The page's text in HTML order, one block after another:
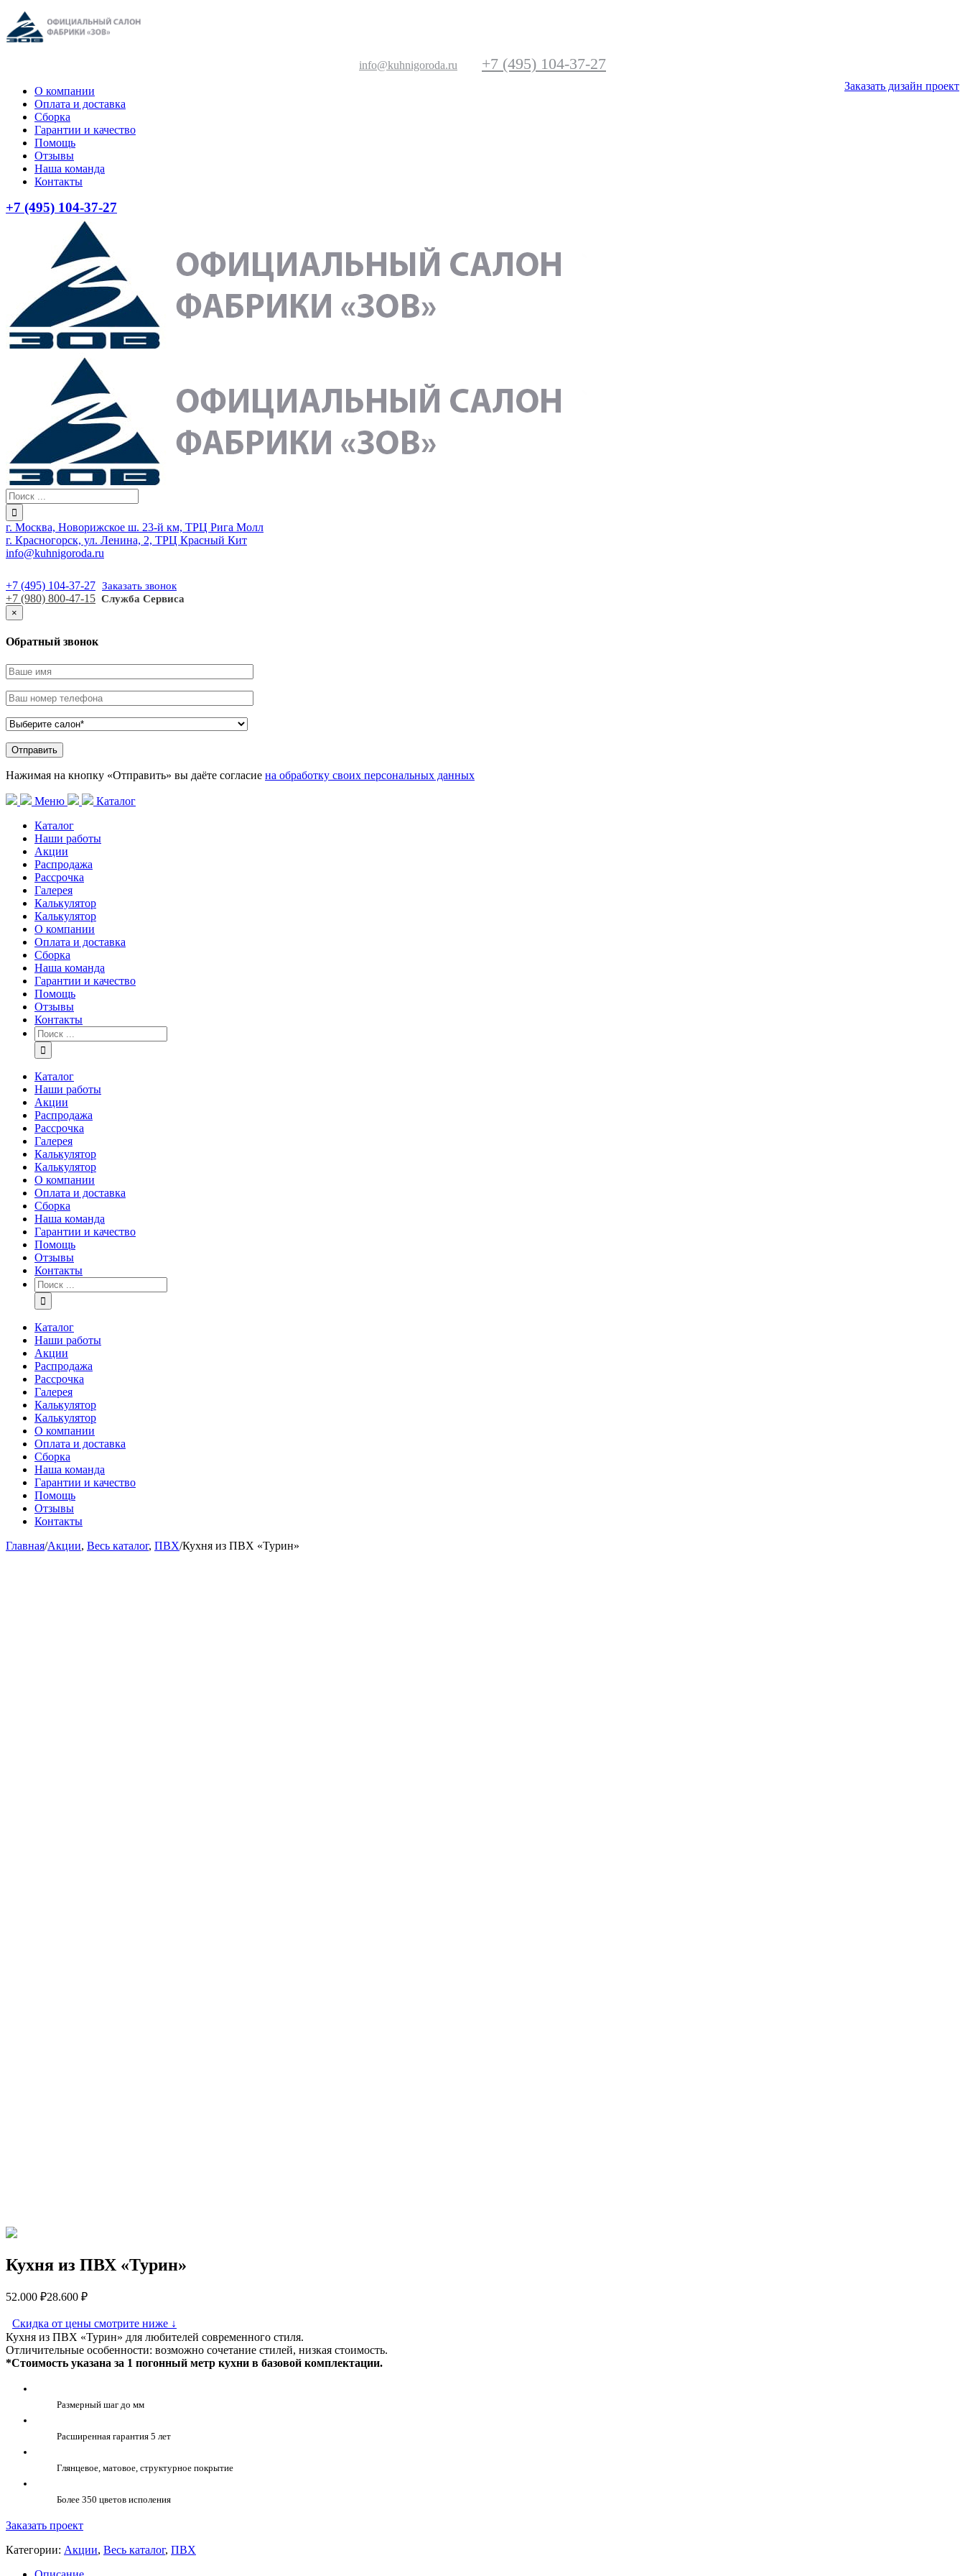
info@kuhnigoroda.ru +7 (495) 104-37-27
Заказать дизайн проект
О компании
Оплата и доставка
Сборка
Гарантии и качество
Помощь
Отзывы
Наша команда
Контакты
+7 (495) 104-37-27
г. Москва, Новорижское ш. 23-й км, ТРЦ Рига Молл
г. Красногорск, ул. Ленина, 2, ТРЦ Красный Кит
info@kuhnigoroda.ru
+7 (495) 104-37-27 Заказать звонок
+7 (980) 800-47-15 Служба Сервиса
×
Обратный звонок
Нажимая на кнопку «Отправить» вы даёте согласие на обработку своих персональных данных
Меню
Каталог
Каталог
Наши работы
Акции
Распродажа
Рассрочка
Галерея
Калькулятор
Калькулятор
О компании
Оплата и доставка
Сборка
Наша команда
Гарантии и качество
Помощь
Отзывы
Контакты
Каталог
Наши работы
Акции
Распродажа
Рассрочка
Галерея
Калькулятор
Калькулятор
О компании
Оплата и доставка
Сборка
Наша команда
Гарантии и качество
Помощь
Отзывы
Контакты
Каталог
Наши работы
Акции
Распродажа
Рассрочка
Галерея
Калькулятор
Калькулятор
О компании
Оплата и доставка
Сборка
Наша команда
Гарантии и качество
Помощь
Отзывы
Контакты
Главная/Акции, Весь каталог, ПВХ/Кухня из ПВХ «Турин»
Кухня из ПВХ «Турин»
52.000 ₽28.600 ₽
Скидка от цены смотрите ниже ↓
Кухня из ПВХ «Турин» для любителей современного стиля.
Отличительные особенности: возможно сочетание стилей, низкая стоимость.
*Стоимость указана за 1 погонный метр кухни в базовой комплектации.
Размерный шаг до мм
Расширенная гарантия 5 лет
Глянцевое, матовое, структурное покрытие
Более 350 цветов исполения
Заказать проект
Категории: Акции, Весь каталог, ПВХ